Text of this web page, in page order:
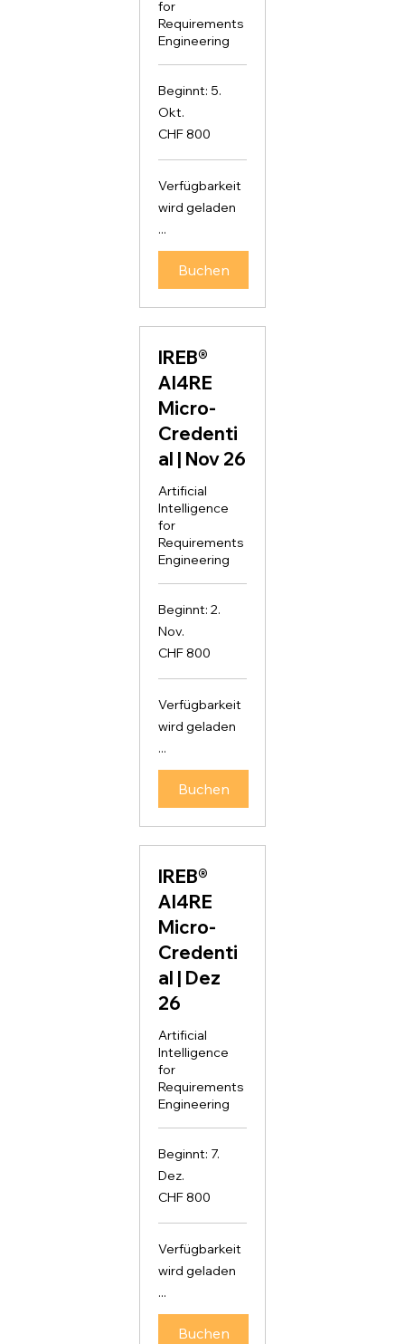
for
Requirements
Engineering
Beginnt: 5.
Okt.
800
Schweizer
CHF 800
Verfügbarkeit
wird geladen
...
Buchen
IREB®
AI4RE
Micro-
Credenti
al | Nov 26
Artificial
Intelligence
for
Requirements
Engineering
Beginnt: 2.
Nov.
800
Schweizer
CHF 800
Verfügbarkeit
wird geladen
...
Buchen
IREB®
AI4RE
Micro-
Credenti
al | Dez
26
Artificial
Intelligence
for
Requirements
Engineering
Beginnt: 7.
Dez.
800
Schweizer
CHF 800
Verfügbarkeit
wird geladen
...
Buchen